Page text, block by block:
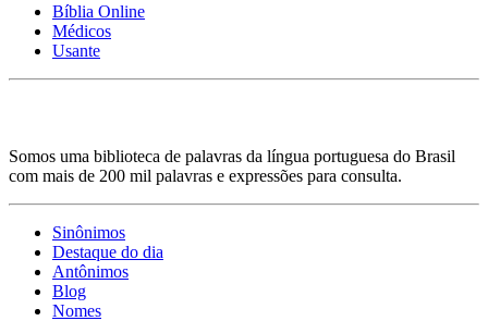
Bíblia Online
Médicos
Usante
Somos uma biblioteca de palavras da língua portuguesa do Brasil
com mais de 200 mil palavras e expressões para consulta.
Sinônimos
Destaque do dia
Antônimos
Blog
Nomes